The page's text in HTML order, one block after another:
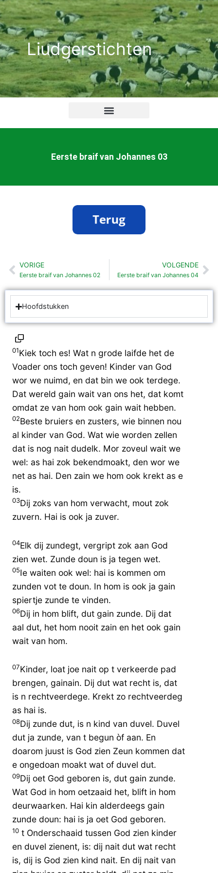
Ga
naar
de
inhoudLiudgerstichten
Eerste braif van Johannes 03
Vorige
VORIGE
Eerste braif van Johannes 02
VOLGENDE
Eerste braif van Johannes 04
Hoofdstukken
01Kiek toch es! Wat n grode laifde het de
Voader ons toch geven! Kinder van God
wor we nuimd, en dat bin we ook terdege.
Dat wereld gain wait van ons het, dat komt
omdat ze van hom ook gain wait hebben.
02Beste bruiers en zusters, wie binnen nou
al kinder van God. Wat wie worden zellen
dat is nog nait dudelk. Mor zoveul wait we
wel: as hai zok bekendmoakt, den wor we
net as hai. Den zain we hom ook krekt as e
is.
03Dij zoks van hom verwacht, mout zok
zuvern. Hai is ook ja zuver.
04Elk dij zundegt, vergript zok aan God
zien wet. Zunde doun is ja tegen wet.
05Ie waiten ook wel: hai is kommen om
zunden vot te doun. In hom is ook ja gain
spiertje zunde te vinden.
06Dij in hom blift, dut gain zunde. Dij dat
aal dut, het hom nooit zain en het ook gain
wait van hom.
07Kinder, loat joe nait op t verkeerde pad
brengen, gainain. Dij dut wat recht is, dat
is n rechtveerdege. Krekt zo rechtveerdeg
as hai is.
08Dij zunde dut, is n kind van duvel. Duvel
dut ja zunde, van t begun òf aan. En
doarom juust is God zien Zeun kommen dat
e ongedoan moakt wat of duvel dut.
09Dij oet God geboren is, dut gain zunde.
Wat God in hom oetzaaid het, blift in hom
deurwaarken. Hai kin alderdeegs gain
zunde doun: hai is ja oet God geboren.
10 t Onderschaaid tussen God zien kinder
en duvel zienent, is: dij nait dut wat recht
is, dij is God zien kind nait. En dij nait van